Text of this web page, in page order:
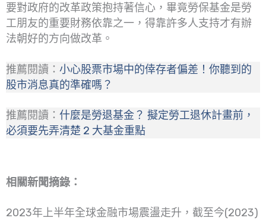
要對政府的改革政策抱持著信心，畢竟勞保基金是勞
工朋友的重要財務依靠之一，得靠許多人支持才有辦
法朝好的方向做改革。
推薦閱讀： 小心股票市場中的倖存者偏差！你聽到的
股市消息真的準確嗎？
推薦閱讀： 什麼是勞退基金？ 擬定勞工退休計畫前，
必須要先弄清楚 2 大基金重點
相關新聞摘錄：
2023年上半年全球金融市場震盪走升，截至今(2023)